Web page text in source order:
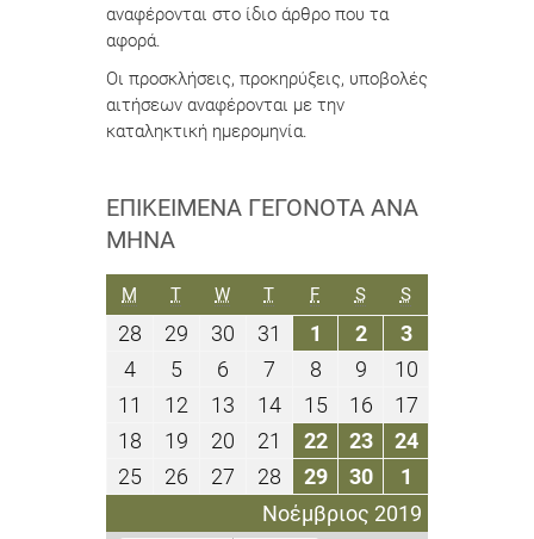
αναφέρονται στο ίδιο άρθρο που τα
αφορά.
Οι προσκλήσεις, προκηρύξεις, υποβολές
αιτήσεων αναφέρονται με την
καταληκτική ημερομηνία.
ΕΠΙΚΕΊΜΕΝΑ ΓΕΓΟΝΌΤΑ ΑΝΆ
ΜΉΝΑ
Νοέμβριος 2019
M ΔΕΥΤΈΡΑ
TΤΡΊΤΗ
WΤΕΤΆΡΤΗ
TΠΈΜΠΤΗ
FΠΑΡΑΣΚΕΥΉ
SΣΆΒΒΑΤΟ
SΚΥΡΙΑΚΉ
28
Οκτωβρίου
2019
29
Οκτωβρίου
2019
30
Οκτωβρίου
2019
31
Οκτωβρίου
2019
1
Νοεμβρίου
2019
22
Νοεμβρίου
2019
33
Νοεμβρίου
2019
44
Νοεμβρίου
2019
55
Νοεμβρίου
2019
6
Νοεμβρίου
2019
7
Νοεμβρίου
2019
88
Νοεμβρίου
2019
99
Νοεμβρίου
2019
1010
Νοεμβρίου
2019
11
Νοεμβρίου
2019
12
Νοεμβρίου
2019
13
Νοεμβρίου
2019
1414
Νοεμβρίου
2019
1515
Νοεμβρίου
2019
1616
Νοεμβρίου
2019
1717
Νοεμβρίου
2019
18
Νοεμβρίου
2019
19
Νοεμβρίου
2019
20
Νοεμβρίου
2019
21
Νοεμβρίου
2019
2222
Νοεμβρίου
2019
2323
Νοεμβρίου
2019
2424
Νοεμβρίου
2019
2525
Νοεμβρίου
26
Νοεμβρίου
27
Νοεμβρίου
2019
28
Νοεμβρίου
2019
2929
Νοεμβρίου
2019
3030
Νοεμβρίου
2019
1
Δεκεμβρίου
2019